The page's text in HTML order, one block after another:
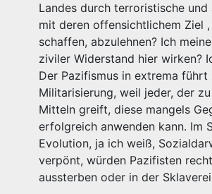
Landes durch terroristische und
mit deren offensichtlichem Ziel
schaffen, abzulehnen? Ich
ziviler Widerstand hier wirken?
Der Pazifismus in extrema führt
Militarisierung, weil jeder, der
Mitteln greift, diese mangels
erfolgreich anwenden kann. Im
Evolution, ja ich weiß,
verpönt, würden Pazifisten
aussterben oder in der